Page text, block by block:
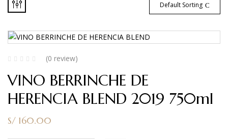
Default Sorting
(0 review)
VINO BERRINCHE DE
HERENCIA BLEND 2019 750ml
S/ 160.00